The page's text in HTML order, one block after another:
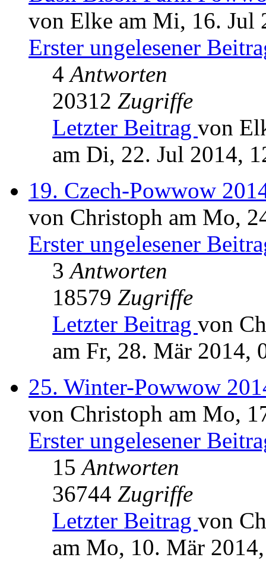
von Elke am Mi, 16. Jul
Erster ungelesener
4Antworten
20312 Zugriffe
Letzter Beitrag von
am Di, 22. Jul 2014,
19. Czech-Powwow
von Christoph am Mo,
Erster ungelesener
3Antworten
18579 Zugriffe
Letzter Beitrag von
am Fr, 28. Mär 2014,
25. Winter-Powwow
von Christoph am Mo,
Erster ungelesener
15Antworten
36744 Zugriffe
Letzter Beitrag von
am Mo, 10. Mär